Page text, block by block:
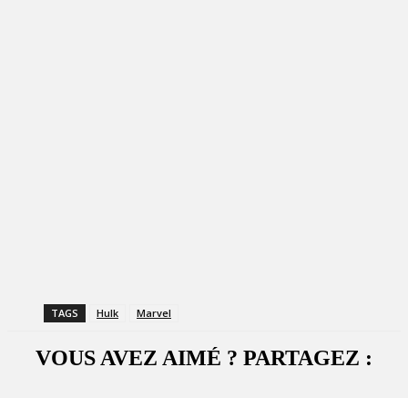
TAGS Hulk Marvel
VOUS AVEZ AIMÉ ? PARTAGEZ :